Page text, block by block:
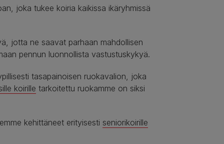
joka tukee koiria kaikissa ikäryhmissä
jotta ne saavat parhaan mahdollisen
pennun luonnollista vastustuskykyä.
tasapainoisen ruokavalion, joka
koirille tarkoitettu ruokamme on siksi
kehittäneet erityisesti seniorikoirille